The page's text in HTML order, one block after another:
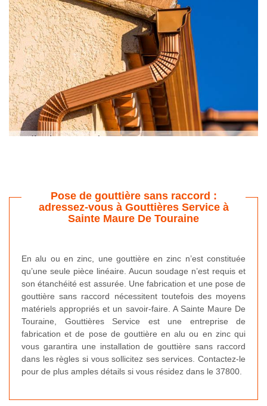
Pose de gouttière sans raccord :
adressez-vous à Gouttières Service à
Sainte Maure De Touraine
En alu ou en zinc, une gouttière en zinc n’est constituée
qu’une seule pièce linéaire. Aucun soudage n’est requis et
son étanchéité est assurée. Une fabrication et une pose de
gouttière sans raccord nécessitent toutefois des moyens
matériels appropriés et un savoir-faire. A Sainte Maure De
Touraine, Gouttières Service est une entreprise de
fabrication et de pose de gouttière en alu ou en zinc qui
vous garantira une installation de gouttière sans raccord
dans les règles si vous sollicitez ses services. Contactez-le
pour de plus amples détails si vous résidez dans le 37800.